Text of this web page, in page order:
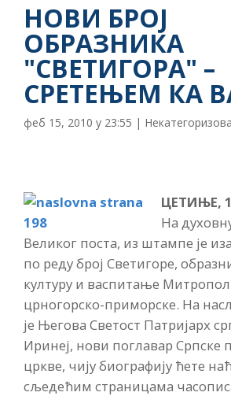
НОВИ БРОЈ
ОБРАЗНИКА
"СВЕТИГОРА" –
СРЕТЕЊЕМ КА
феб 15, 2010 у 23:55 |
ЦЕТИЊЕ,
На
Великог поста, из штампе је
по реду број Светигоре,
културу и васпитање
црногорско-приморске. На
је Његова Светост Патријарх
Иринеј, нови поглавар Српске
цркве, чију биографију ћете
сљедећим страницама